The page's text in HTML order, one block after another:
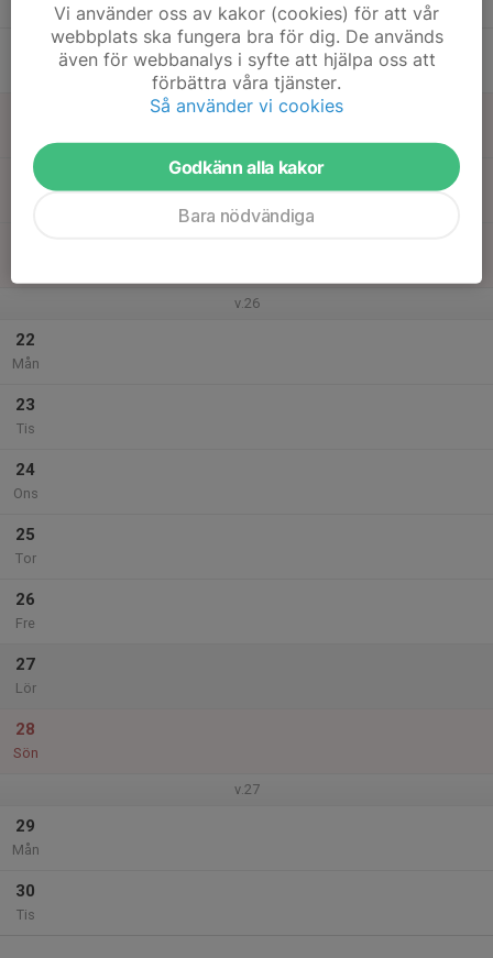
20
v.26
22
Mån
23
Tis
24
Ons
25
Tor
26
Fre
27
Lör
28
Sön
v.27
29
Mån
30
Tis
Vi använder oss av kakor (cookies) för att vår
webbplats ska fungera bra för dig. De används
även för webbanalys i syfte att hjälpa oss att
förbättra våra tjänster.
Så använder vi cookies
Godkänn alla kakor
Bara nödvändiga